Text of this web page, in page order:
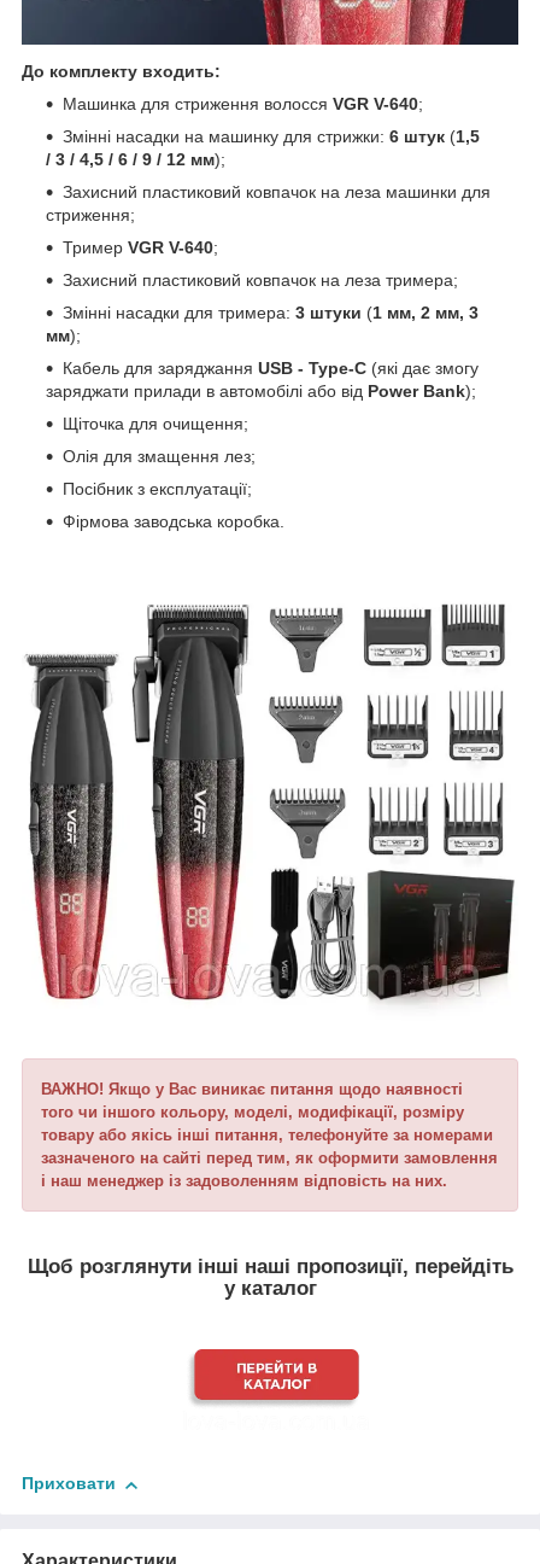
До комплекту входить:
Машинка для стриження волосся VGR V-640;
Змінні насадки на машинку для стрижки: 6 штук (1,5
/ 3 / 4,5 / 6 / 9 / 12 мм);
Захисний пластиковий ковпачок на леза машинки для
стриження;
Тример VGR V-640;
Захисний пластиковий ковпачок на леза тримера;
Змінні насадки для тримера: 3 штуки (1 мм, 2 мм, 3
мм);
Кабель для заряджання USB - Type-C (які дає змогу
заряджати прилади в автомобілі або від Power Bank);
Щіточка для очищення;
Олія для змащення лез;
Посібник з експлуатації;
Фірмова заводська коробка.
ВАЖНО! Якщо у Вас виникає питання щодо наявності
того чи іншого кольору, моделі, модифікації, розміру
товару або якісь інші питання, телефонуйте за номерами
зазначеного на сайті перед тим, як оформити замовлення
і наш менеджер із задоволенням відповість на них.
Щоб розглянути інші наші пропозиції, перейдіть
у каталог
Приховати